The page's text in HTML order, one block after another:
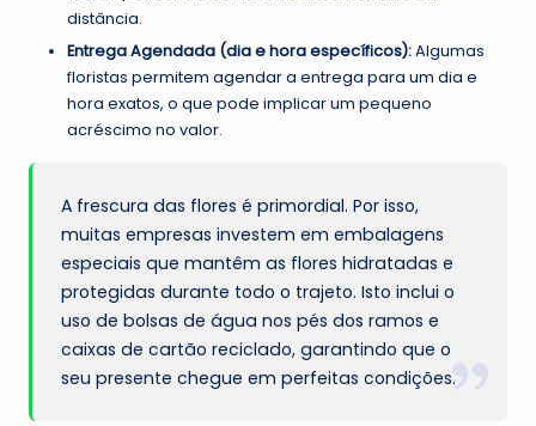
distância.
Entrega Agendada (dia e hora específicos):Algumas
floristas permitem agendar a entrega para um dia e
hora exatos, o que pode implicar um pequeno
acréscimo no valor.
A frescura das flores é primordial. Por isso,
muitas empresas investem em embalagens
especiais que mantêm as flores hidratadas e
protegidas durante todo o trajeto. Isto inclui o
uso de bolsas de água nos pés dos ramos e
caixas de cartão reciclado, garantindo que o
seu presente chegue em perfeitas condições.